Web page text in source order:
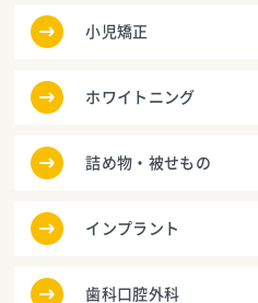
小児矯正
ホワイトニング
詰め物・被せもの
インプラント
歯科口腔外科